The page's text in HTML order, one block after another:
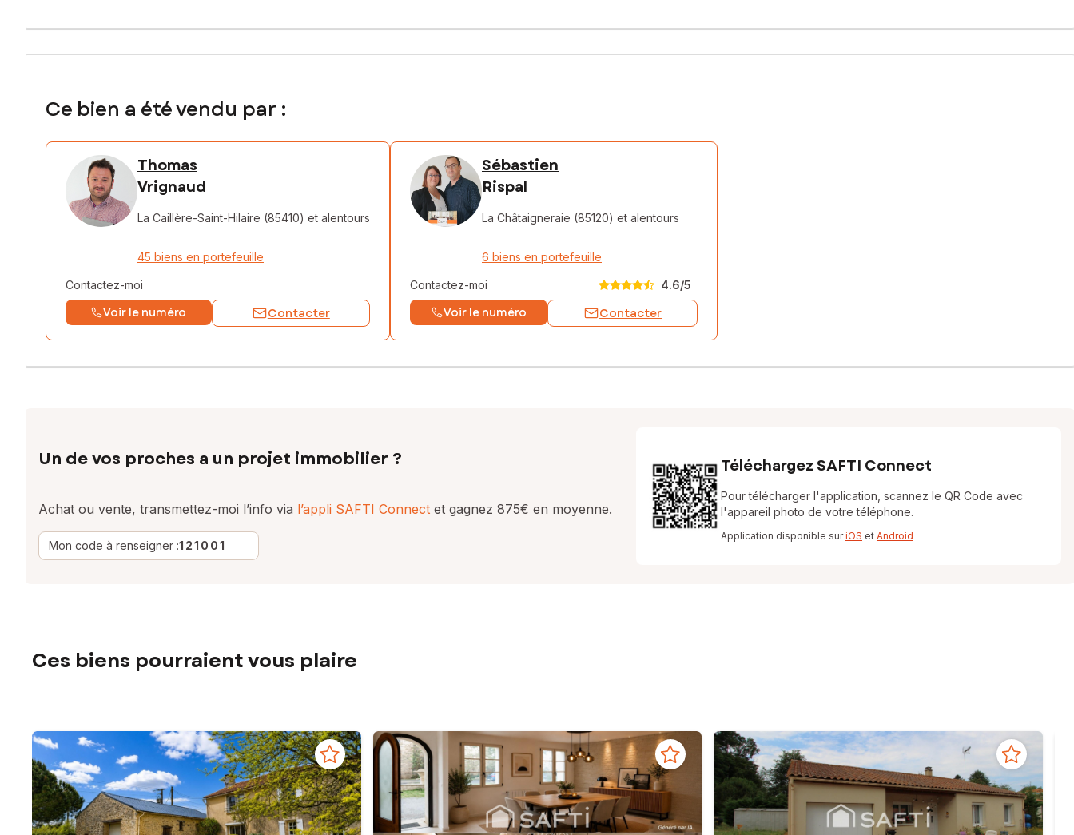
Ce bien a été vendu par :
Thomas
Vrignaud
La Caillère-Saint-Hilaire (85410) et alentours
45 biens en portefeuille
Contactez-moi
Voir le numéro Contacter
Sébastien
Rispal
La Châtaigneraie (85120) et alentours
6 biens en portefeuille
Contactez-moi 4.6/5
Voir le numéro Contacter
Un de vos proches a un projet immobilier ?
Achat ou vente, transmettez-moi l’info via l’appli SAFTI Connect et gagnez 875€ en moyenne.
Mon code à renseigner :121001
Téléchargez SAFTI Connect
Pour télécharger l'application, scannez le QR Code avec
l'appareil photo de votre téléphone.
Application disponible suriOS et Android
Ces biens pourraient vous plaire